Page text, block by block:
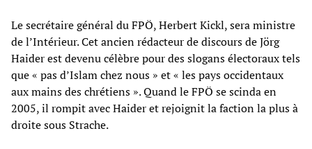
Le secrétaire général du FPÖ, Herbert Kickl, sera ministre
de l’Intérieur. Cet ancien rédacteur de discours de Jörg
Haider est devenu célèbre pour des slogans électoraux tels
que « pas d’Islam chez nous » et « les pays occidentaux
aux mains des chrétiens ». Quand le FPÖ se scinda en
2005, il rompit avec Haider et rejoignit la faction la plus à
droite sous Strache.